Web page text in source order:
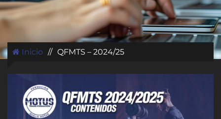
Inicio // QFMTS – 2024/25